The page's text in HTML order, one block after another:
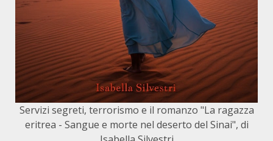
Servizi segreti, terrorismo e il romanzo "La ragazza
eritrea - Sangue e morte nel deserto del Sinai", di